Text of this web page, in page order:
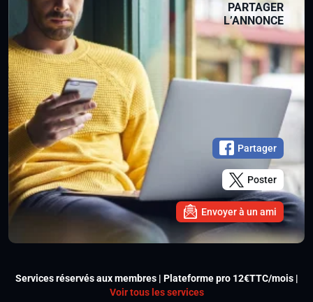
PARTAGER
L’ANNONCE
Partager
Poster
Envoyer à un ami
Services réservés aux membres | Plateforme pro 12€TTC/mois |
Voir tous les services